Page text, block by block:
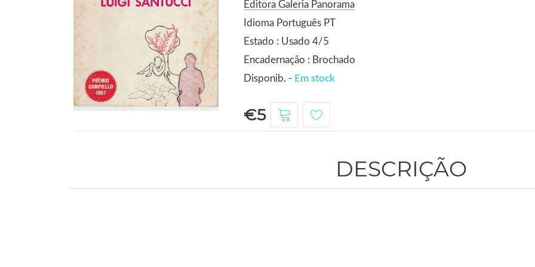
Editora Galeria Panorama
Idioma Português PT
Estado : Usado 4/5
Encadernação : Brochado
Disponib. - Em stock
€5
DESCRIÇÃO